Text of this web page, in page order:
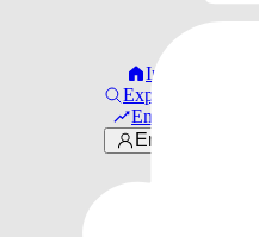
Início
Explorar
Em alta
Entrar